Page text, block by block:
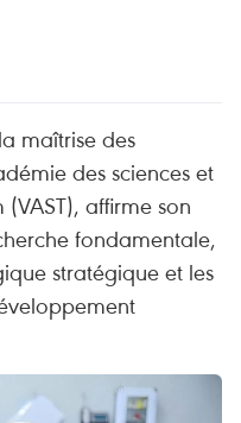
maîtrise des
des sciences et
affirme son
fondamentale,
stratégique et les